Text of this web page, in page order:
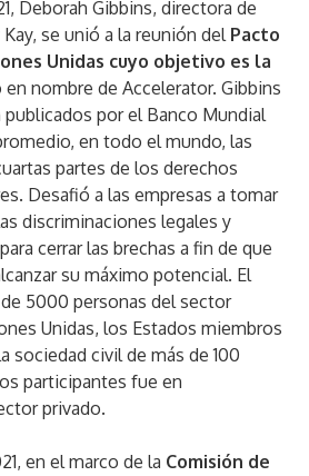
Deborah Gibbins, directora de
se unió a la reunión del Pacto
Unidas cuyo objetivo es la
en nombre de Accelerator. Gibbins
por el Banco Mundial
en todo el mundo, las
partes de los derechos
Desafió a las empresas a tomar
discriminaciones legales y
cerrar las brechas a fin de que
su máximo potencial. El
5000 personas del sector
Unidas, los Estados miembros
sociedad civil de más de 100
participantes fue en
privado.
en el marco de la Comisión de